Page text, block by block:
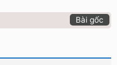
Bài gốc